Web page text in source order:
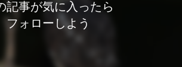
記事が気に入ったら
フォローしよう